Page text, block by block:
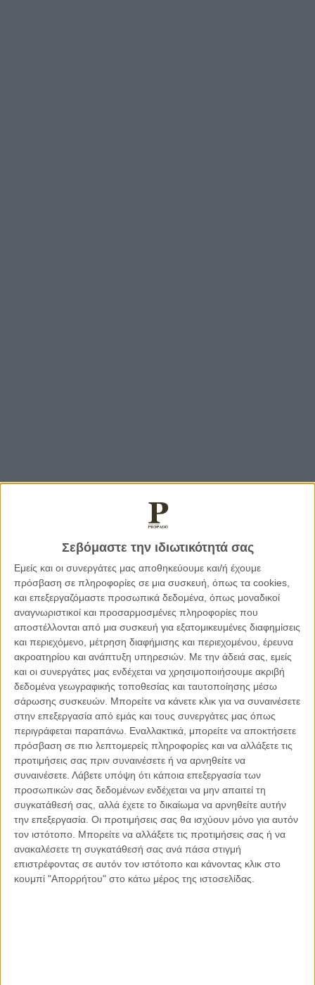
Σεβόμαστε την ιδιωτικότητά σας
Εμείς και οι συνεργάτες μας αποθηκεύουμε και/ή έχουμε
πρόσβαση σε πληροφορίες σε μια συσκευή, όπως τα cookies,
και επεξεργαζόμαστε προσωπικά δεδομένα, όπως μοναδικοί
αναγνωριστικοί και προσαρμοσμένες πληροφορίες που
αποστέλλονται από μια συσκευή για εξατομικευμένες διαφημίσεις
και περιεχόμενο, μέτρηση διαφήμισης και περιεχομένου, έρευνα
ακροατηρίου και ανάπτυξη υπηρεσιών. Με την άδειά σας, εμείς
και οι συνεργάτες μας ενδέχεται να χρησιμοποιήσουμε ακριβή
δεδομένα γεωγραφικής τοποθεσίας και ταυτοποίησης μέσω
σάρωσης συσκευών. Μπορείτε να κάνετε κλικ για να συναινέσετε
στην επεξεργασία από εμάς και τους συνεργάτες μας όπως
περιγράφεται παραπάνω. Εναλλακτικά, μπορείτε να αποκτήσετε
πρόσβαση σε πιο λεπτομερείς πληροφορίες και να αλλάξετε τις
προτιμήσεις σας πριν συναινέσετε ή να αρνηθείτε να
συναινέσετε. Λάβετε υπόψη ότι κάποια επεξεργασία των
προσωπικών σας δεδομένων ενδέχεται να μην απαιτεί τη
συγκατάθεσή σας, αλλά έχετε το δικαίωμα να αρνηθείτε αυτήν
την επεξεργασία. Οι προτιμήσεις σας θα ισχύουν μόνο για αυτόν
τον ιστότοπο. Μπορείτε να αλλάξετε τις προτιμήσεις σας ή να
ανακαλέσετε τη συγκατάθεσή σας ανά πάσα στιγμή
επιστρέφοντας σε αυτόν τον ιστότοπο και κάνοντας κλικ στο
κουμπί "Απορρήτου" στο κάτω μέρος της ιστοσελίδας.